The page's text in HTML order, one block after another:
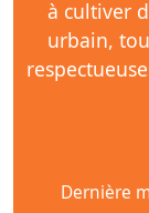
à cultiver
urbain,
Dernière